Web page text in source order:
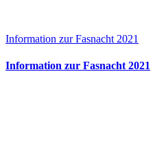
Information zur Fasnacht 2021
Information zur Fasnacht 2021